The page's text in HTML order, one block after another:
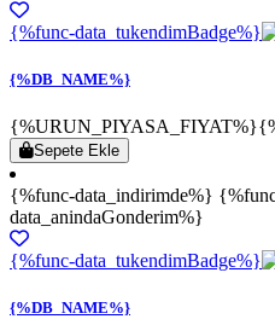
{%func-data_tukendimBadge%}
{%DB_NAME%}
{%URUN_PIYASA_FIYAT%}
Sepete Ekle
{%func-data_indirimde%}
data_anindaGonderim%}
{%func-data_tukendimBadge%}
{%DB_NAME%}